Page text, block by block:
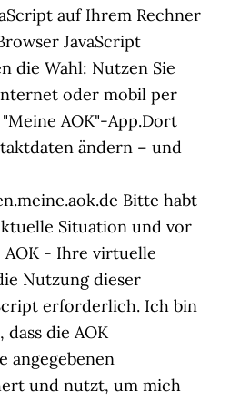
auf Ihrem Rechner
JavaScript
die Wahl: Nutzen Sie
oder mobil per
AOK"-App.Dort
ändern – und
Bitte habt
Situation und vor
AOK - Ihre virtuelle
Nutzung dieser
erforderlich. Ich bin
die AOK
angegebenen
und nutzt, um mich